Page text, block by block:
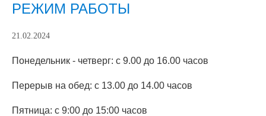
РЕЖИМ РАБОТЫ
21.02.2024
Понедельник - четверг: с 9.00 до 16.00 часов
Перерыв на обед: с 13.00 до 14.00 часов
Пятница: с 9:00 до 15:00 часов